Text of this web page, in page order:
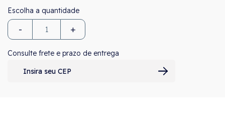
- +
Consulte frete e prazo de entrega